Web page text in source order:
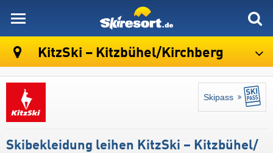
KitzSki – Kitzbühel/​Kirchberg
Skipass
Skibekleidung leihen KitzSki – Kitzbühel/​